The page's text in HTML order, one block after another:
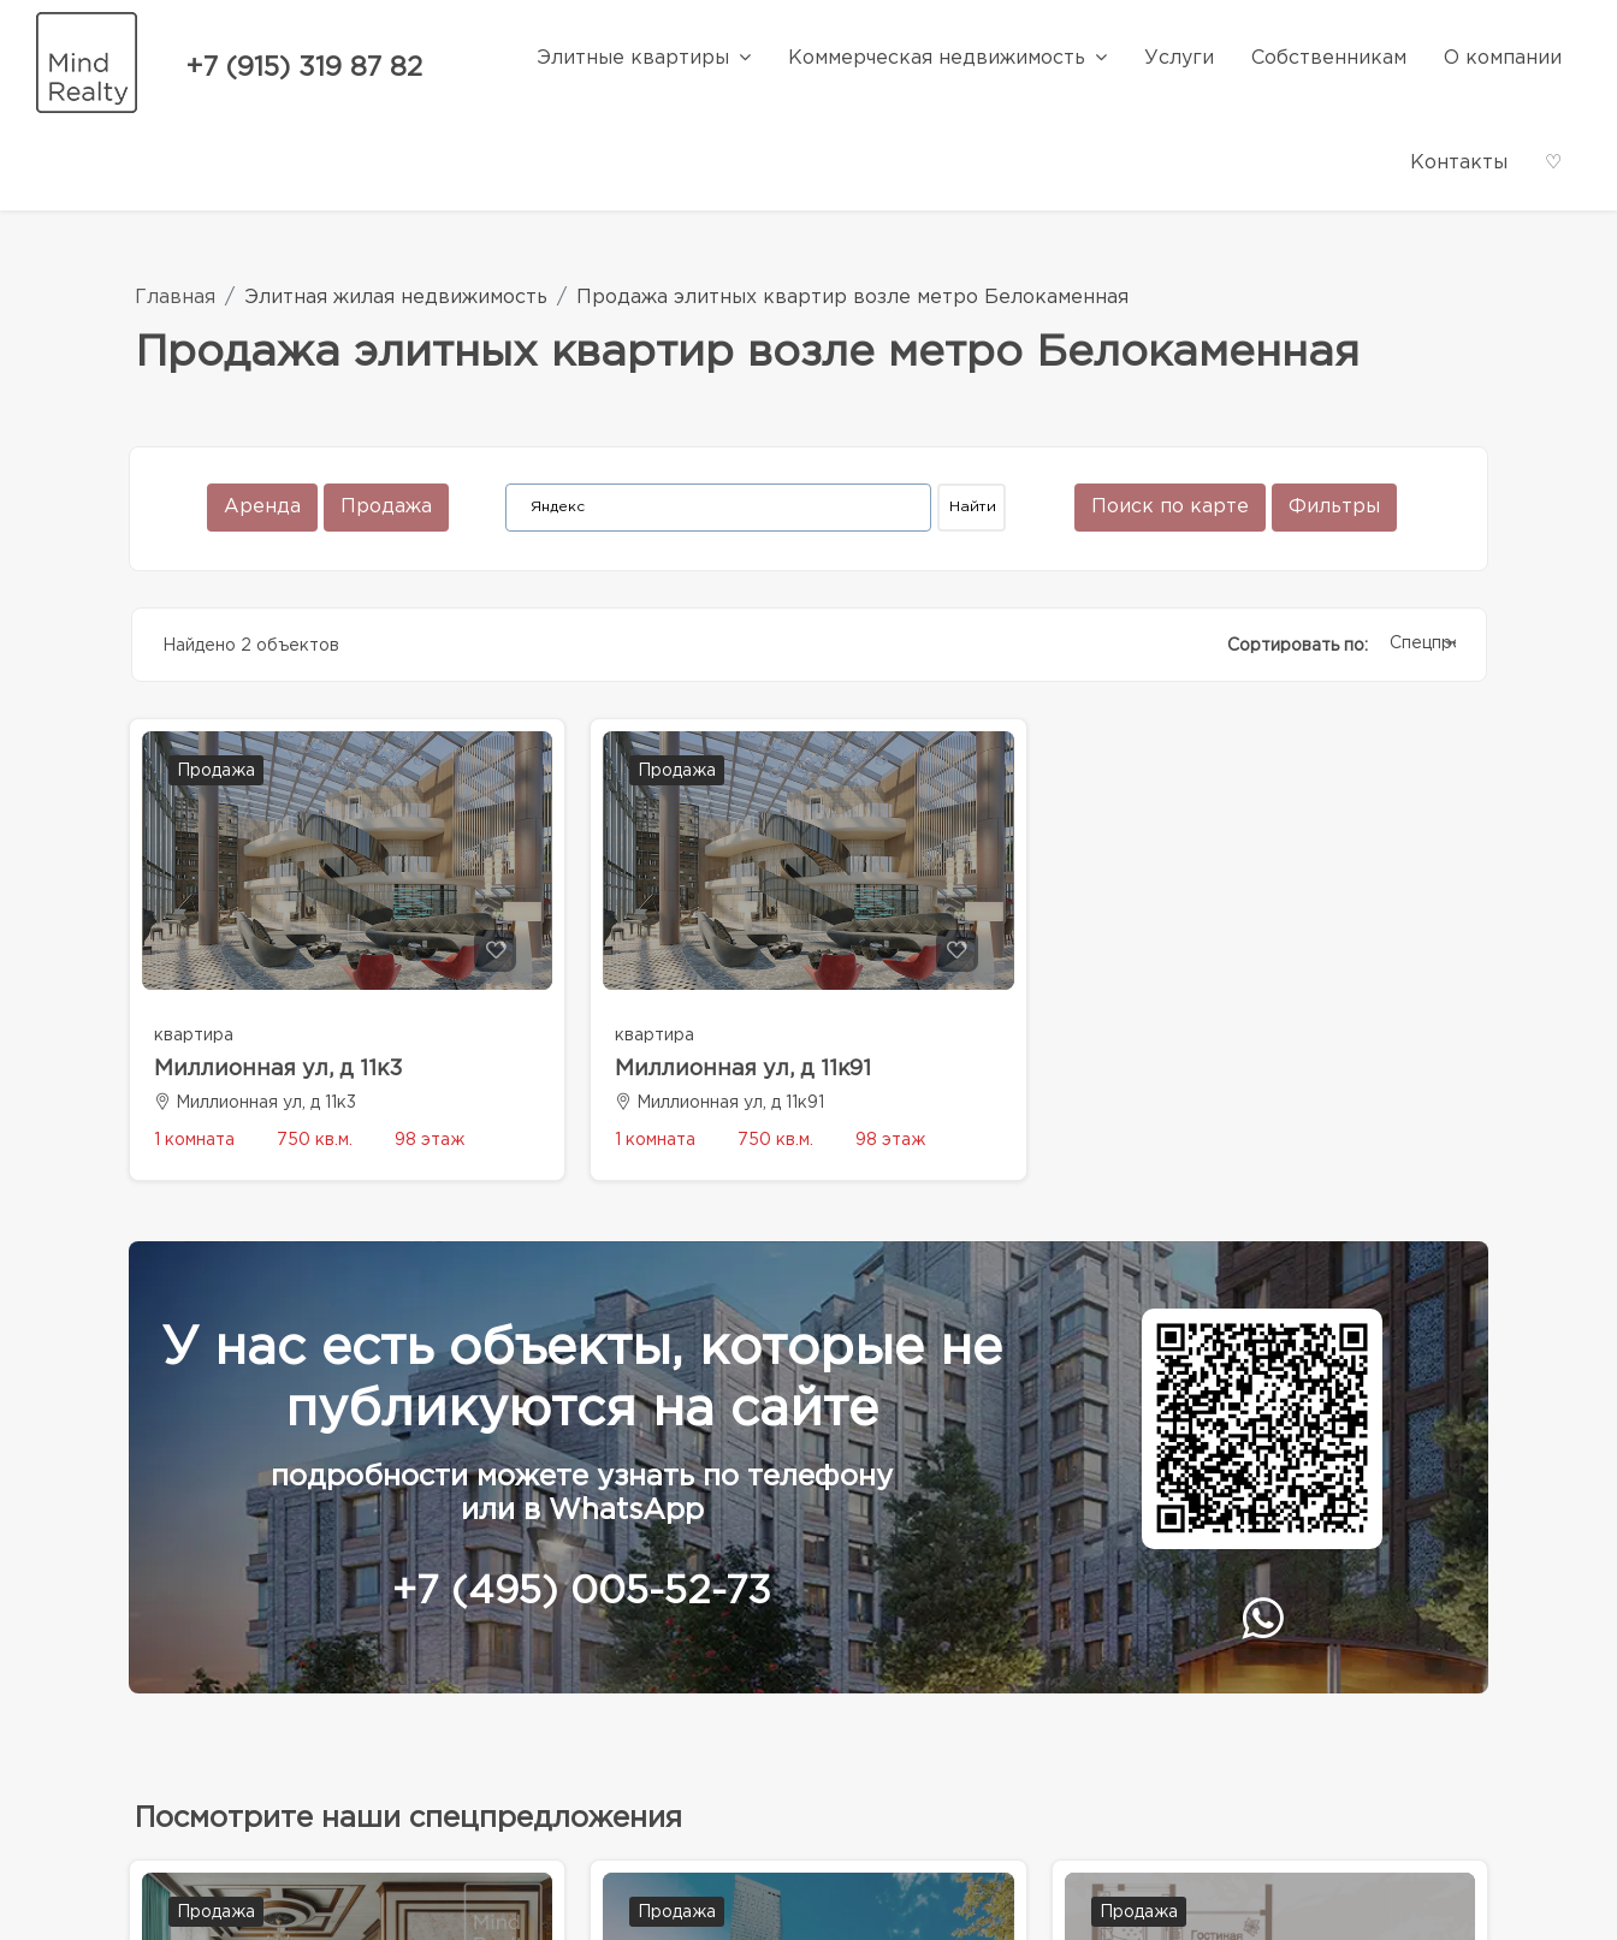
+7 (915) 319 87 82 Элитные квартиры Коммерческая недвижимость Услуги Собственникам О компании
Контакты ♡
Главная Элитная жилая недвижимость Продажа элитных квартир возле метро Белокаменная
Продажа элитных квартир возле метро Белокаменная
Аренда Продажа Поиск по карте Фильтры
Найдено 2 объектов Сортировать по: Спецпредолжение
Продажа
квартира
Миллионная ул, д 11к3
Миллионная ул, д 11к3
1 комната 750 кв.м. 98 этаж
Продажа
квартира
Миллионная ул, д 11к91
Миллионная ул, д 11к91
1 комната 750 кв.м. 98 этаж
У нас есть объекты, которые не
публикуются на сайте
подробности можете узнать по телефону
или в WhatsApp
+7 (495) 005-52-73
Посмотрите наши спецпредложения
Продажа Продажа Продажа